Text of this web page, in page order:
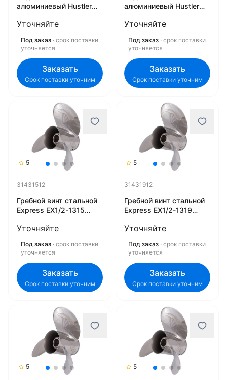
алюминиевый Hustler
Уточняйте
Под заказ · срок поставки
уточняется
Заказать
Срок поставки уточним
алюминиевый Hustler
Уточняйте
Под заказ · срок поставки
уточняется
Заказать
Срок поставки уточним
5
31431512
Гребной винт стальной
Express EX1/2-1315
Уточняйте
Под заказ · срок поставки
уточняется
Заказать
Срок поставки уточним
5
31431912
Гребной винт стальной
Express EX1/2-1319
Уточняйте
Под заказ · срок поставки
уточняется
Заказать
Срок поставки уточним
5 5